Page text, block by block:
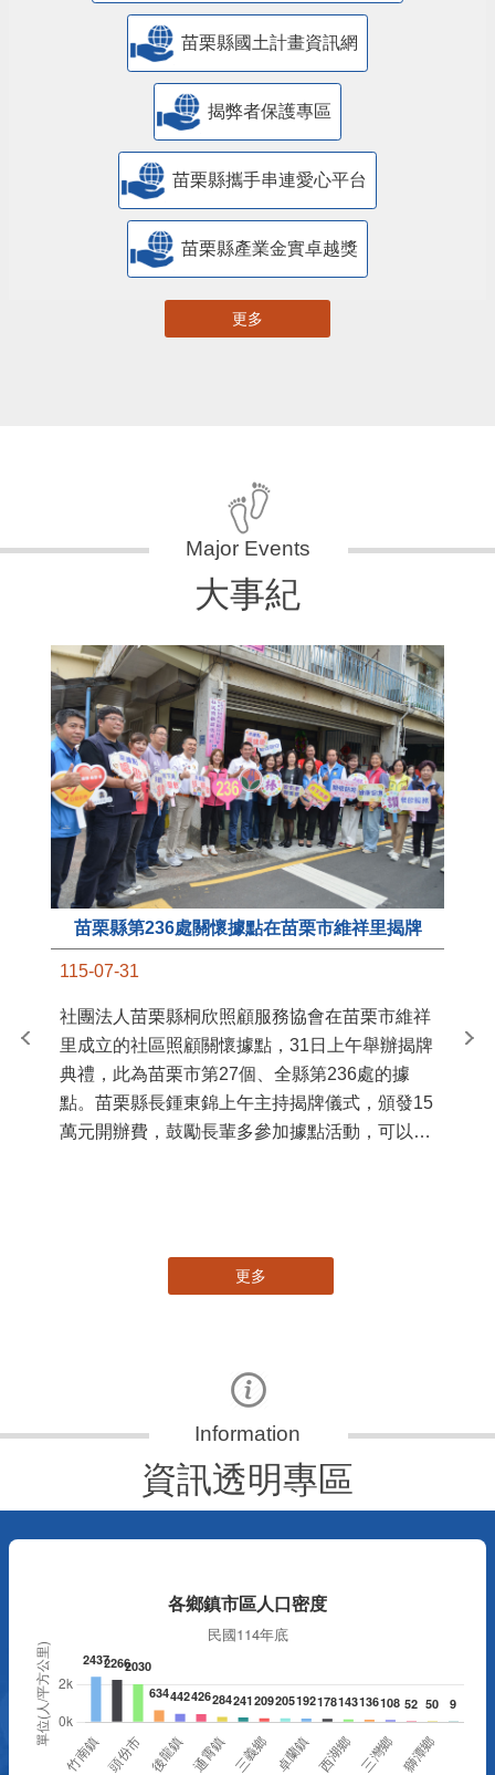
苗栗縣國土計畫資訊網
揭弊者保護專區
苗栗縣攜手串連愛心平台
苗栗縣產業金實卓越獎
更多
大事紀
苗栗縣第236處關懷據點在苗栗市維祥里揭牌
115-07-31
社團法人苗栗縣桐欣照顧服務協會在苗栗市維祥
里成立的社區照顧關懷據點，31日上午舉辦揭牌
典禮，此為苗栗市第27個、全縣第236處的據
點。苗栗縣長鍾東錦上午主持揭牌儀式，頒發15
萬元開辦費，鼓勵長輩多參加據點活動，可以更
苗
更多
資訊透明專區